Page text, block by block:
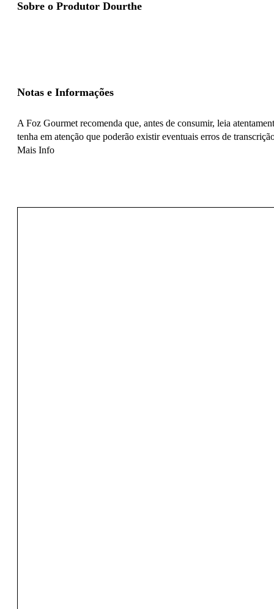
Sobre o Produtor Dourthe
Notas e Informações
A Foz Gourmet recomenda que, antes de consumir, leia
tenha em atenção que poderão existir eventuais erros de
Mais Info